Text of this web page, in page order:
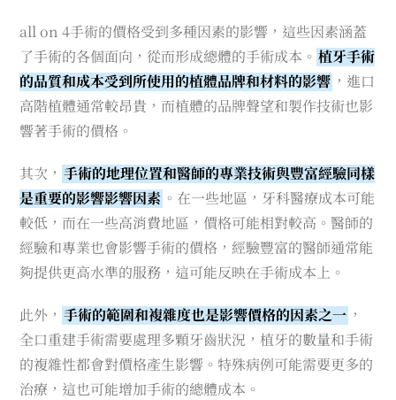
all on 4手術的價格受到多種因素的影響，這些因素涵蓋
了手術的各個面向，從而形成總體的手術成本。 植牙手術
的品質和成本受到所使用的植體品牌和材料的影響 ，進口
高階植體通常較昂貴，而植體的品牌聲望和製作技術也影
響著手術的價格。
其次， 手術的地理位置和醫師的專業技術與豐富經驗同樣
是重要的影響影響因素 。在一些地區，牙科醫療成本可能
較低，而在一些高消費地區，價格可能相對較高。醫師的
經驗和專業也會影響手術的價格，經驗豐富的醫師通常能
夠提供更高水準的服務，這可能反映在手術成本上。
此外， 手術的範圍和複雜度也是影響價格的因素之一 ，
全口重建手術需要處理多顆牙齒狀況，植牙的數量和手術
的複雜性都會對價格產生影響。特殊病例可能需要更多的
治療，這也可能增加手術的總體成本。